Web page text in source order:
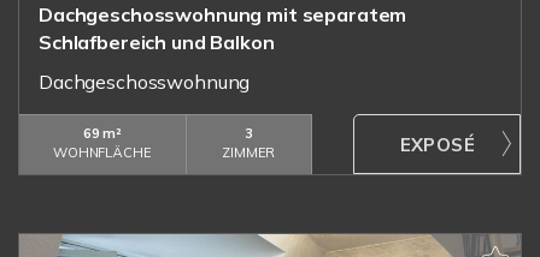
Dachgeschosswohnung mit separatem
Schlafbereich und Balkon
Dachgeschosswohnung
69 m²
WOHNFLÄCHE
3
ZIMMER